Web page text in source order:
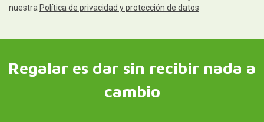
nuestra Política de privacidad y protección de datos
Regalar es dar sin recibir nada a
cambio